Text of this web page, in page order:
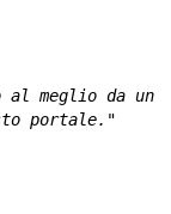
meglio da un
portale."